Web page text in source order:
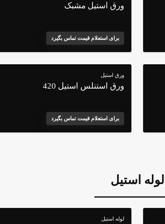
ورق استیل مشبک
برای استعلام قیمت تماس بگیرد
ورق استیل
ورق استنلس استیل 420
برای استعلام قیمت تماس بگیرد
لوله استیل
لوله استیل